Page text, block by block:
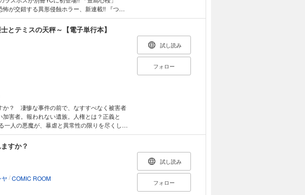
怖が交錯する異形侵蝕ホラー、新連載!! 『つぎ
【巻中グラビア】抜群スタイル＆眩しい笑
ラー漫画】第10巻が8/20発売となる『信長を
シオン～』 [電子版には紙雑誌での付録は含ま
ンケート等への応募もできません。また作品
る場合もございます］
とテミスの天秤～【電子単行本】
か？ 凄惨な事件の前で、なすすべなく被害者
害者。報われない遺族。人権とは？正義と
一人の悪魔が、暴虐と異常性の限りを尽くし裁
半グレ」「ごくちゅう」草下シンヤと「黒羽
結成。戦慄の弁護士殺人鬼コミック、解
等なのか…―――。
試し読み
フォロー
すか？
/COMIC ROOM
試し読み
フォロー